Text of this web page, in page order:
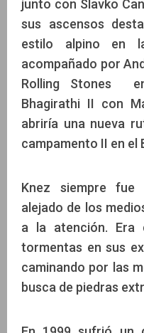
junto con Slavko
sus ascensos
estilo alpino en
acompañado por
Rolling Stones
Bhagirathi II con
abriría una nueva
campamento II en el
Knez siempre
alejado de los
a la atención. Era
tormentas en sus
caminando por las
busca de piedras